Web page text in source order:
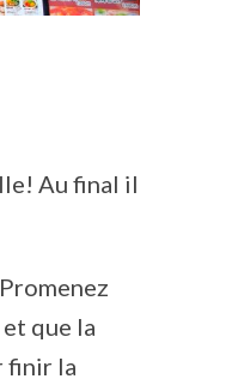
Au final il
que la
finir la